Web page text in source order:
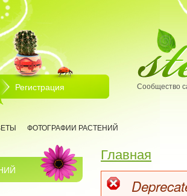
содержанию
Регистрация Сообщество
ФОТОГРАФИИ РАСТЕНИЙ
Вы здесь
Главная